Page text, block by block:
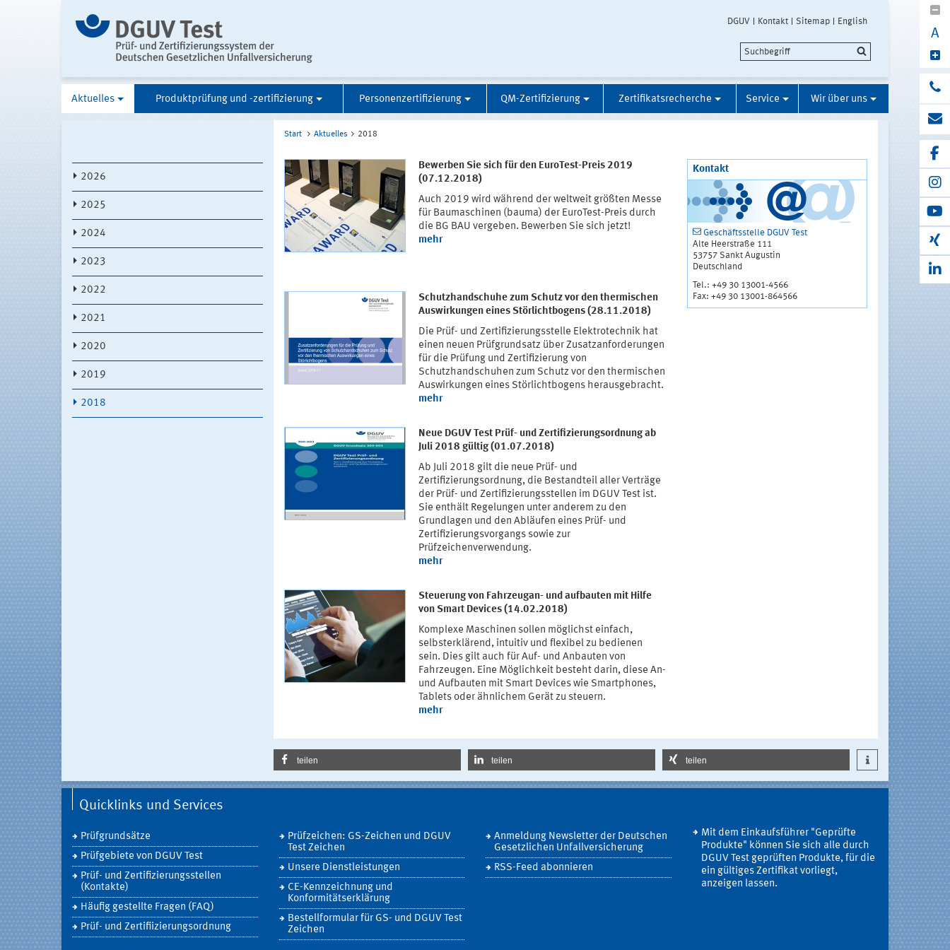
DGUV Kontakt Sitemap English
A
Aktuelles Produktprüfung und -zertifizierung Personenzertifizierung QM-Zertifizierung Zertifikatsrecherche Service Wir über uns
2026
2025
2024
2023
2022
2021
2020
2019
2018
Start Aktuelles 2018
Bewerben Sie sich für den EuroTest-Preis 2019
(07.12.2018)
Auch 2019 wird während der weltweit größten Messe
für Baumaschinen (bauma) der EuroTest-Preis durch
die BG BAU vergeben. Bewerben Sie sich jetzt!
mehr
Schutzhandschuhe zum Schutz vor den thermischen
Auswirkungen eines Störlichtbogens (28.11.2018)
Die Prüf- und Zertifizierungsstelle Elektrotechnik hat
einen neuen Prüfgrundsatz über Zusatzanforderungen
für die Prüfung und Zertifizierung von
Schutzhandschuhen zum Schutz vor den thermischen
Auswirkungen eines Störlichtbogens herausgebracht.
mehr
Neue DGUV Test Prüf- und Zertifizierungsordnung ab
Juli 2018 gültig (01.07.2018)
Ab Juli 2018 gilt die neue Prüf- und
Zertifizierungsordnung, die Bestandteil aller Verträge
der Prüf- und Zertifizierungsstellen im DGUV Test ist.
Sie enthält Regelungen unter anderem zu den
Grundlagen und den Abläufen eines Prüf- und
Zertifizierungsvorgangs sowie zur
Prüfzeichenverwendung.
mehr
Steuerung von Fahrzeugan- und aufbauten mit Hilfe
von Smart Devices (14.02.2018)
Komplexe Maschinen sollen möglichst einfach,
selbsterklärend, intuitiv und flexibel zu bedienen
sein. Dies gilt auch für Auf- und Anbauten von
Fahrzeugen. Eine Möglichkeit besteht darin, diese An-
und Aufbauten mit Smart Devices wie Smartphones,
Tablets oder ähnlichem Gerät zu steuern.
mehr
Kontakt
Geschäftsstelle DGUV Test
Alte Heerstraße 111
53757 Sankt Augustin
Deutschland
Tel.: +49 30 13001-4566
Fax: +49 30 13001-864566
teilen teilen teilen
Quicklinks und Services
Prüfgrundsätze
Prüfgebiete von DGUV Test
Prüf- und Zertifizierungsstellen
(Kontakte)
Häufig gestellte Fragen (FAQ)
Prüf- und Zertifiizierungsordnung
Prüfzeichen: GS-Zeichen und DGUV
Test Zeichen
Unsere Dienstleistungen
CE-Kennzeichnung und
Konformitätserklärung
Bestellformular für GS- und DGUV Test
Zeichen
Anmeldung Newsletter der Deutschen
Gesetzlichen Unfallversicherung
RSS-Feed abonnieren
Mit dem Einkaufsführer "Geprüfte
Produkte" können Sie sich alle durch
DGUV Test geprüften Produkte, für die
ein gültiges Zertifikat vorliegt,
anzeigen lassen.